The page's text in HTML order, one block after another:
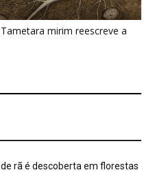
da USP pode regenerar
de musgo escondia